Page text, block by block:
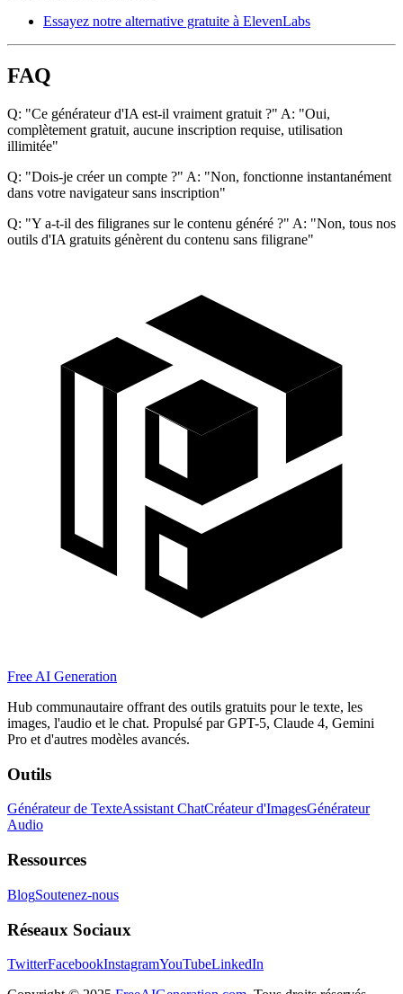
Essayez notre alternative gratuite à ElevenLabs
FAQ
Q: "Ce générateur d'IA est-il vraiment gratuit ?" A: "Oui,
complètement gratuit, aucune inscription requise, utilisation
illimitée"
Q: "Dois-je créer un compte ?" A: "Non, fonctionne instantanément
dans votre navigateur sans inscription"
Q: "Y a-t-il des filigranes sur le contenu généré ?" A: "Non, tous nos
outils d'IA gratuits génèrent du contenu sans filigrane"
Free AI Generation
Hub communautaire offrant des outils gratuits pour le texte, les
images, l'audio et le chat. Propulsé par GPT-5, Claude 4, Gemini
Pro et d'autres modèles avancés.
Outils
Générateur de TexteAssistant ChatCréateur d'ImagesGénérateur
Audio
Ressources
BlogSoutenez-nous
Réseaux Sociaux
TwitterFacebookInstagramYouTubeLinkedIn